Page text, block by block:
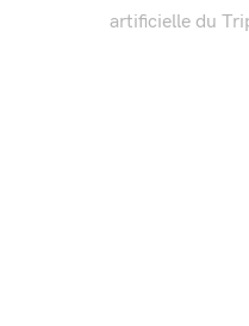
artificielle du